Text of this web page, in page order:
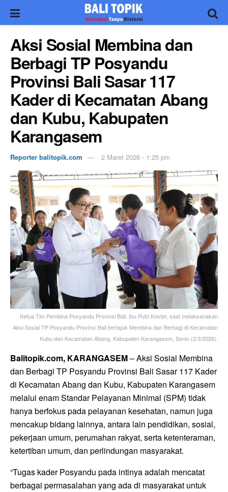
Aksi Sosial Membina dan
Berbagi TP Posyandu
Provinsi Bali Sasar 117
Kader di Kecamatan Abang
dan Kubu, Kabupaten
Karangasem
Reporter balitopik.com 2 Maret 2026 - 1:25 pm
Ketua Tim Pembina Posyandu Provinsi Bali, Ibu Putri Koster, saat melaksanakan
Aksi Sosial TP Posyandu Provinsi Bali bertajuk Membina dan Berbagi di Kecamatan
Kubu dan Kecamatan Abang, Kabupaten Karangasem, Senin (2/3/2026).
Balitopik.com, KARANGASEM– Aksi Sosial Membina
dan Berbagi TP Posyandu Provinsi Bali Sasar 117 Kader
di Kecamatan Abang dan Kubu, Kabupaten Karangasem
melalui enam Standar Pelayanan Minimal (SPM) tidak
hanya berfokus pada pelayanan kesehatan, namun juga
mencakup bidang lainnya, antara lain pendidikan, sosial,
pekerjaan umum, perumahan rakyat, serta ketenteraman,
ketertiban umum, dan perlindungan masyarakat.
“Tugas kader Posyandu pada intinya adalah mencatat
berbagai permasalahan yang ada di masyarakat untuk